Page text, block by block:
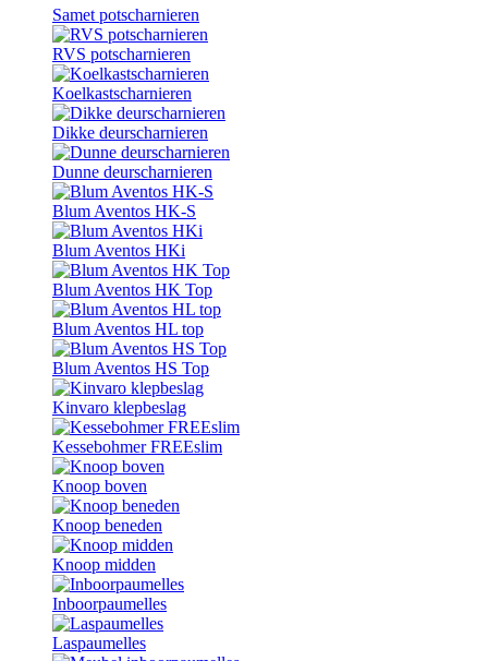
Samet potscharnieren
RVS potscharnieren
Koelkastscharnieren
Dikke deurscharnieren
Dunne deurscharnieren
Blum Aventos HK-S
Blum Aventos HKi
Blum Aventos HK Top
Blum Aventos HL top
Blum Aventos HS Top
Kinvaro klepbeslag
Kessebohmer FREEslim
Knoop boven
Knoop beneden
Knoop midden
Inboorpaumelles
Laspaumelles